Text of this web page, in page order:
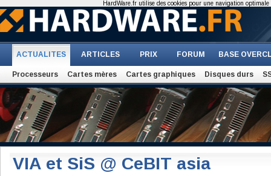
ACTUALITES ARTICLES PRIX FORUM BASE
Processeurs Cartes mères Cartes graphiques Disques durs
VIA et SiS @ CeBIT asia
HardWare.fr utilise des cookies pour une navigation